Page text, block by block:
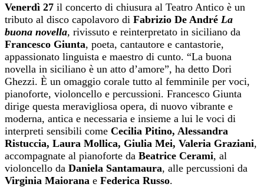
Venerdì 27 il concerto di chiusura al Teatro Antico è un
tributo al disco capolavoro di Fabrizio De André La
buona novella, rivissuto e reinterpretato in siciliano da
Francesco Giunta, poeta, cantautore e cantastorie,
appassionato linguista e maestro di cunto. “La buona
novella in siciliano è un atto d’amore”, ha detto Dori
Ghezzi. È un omaggio corale tutto al femminile per voci,
pianoforte, violoncello e percussioni. Francesco Giunta
dirige questa meravigliosa opera, di nuovo vibrante e
moderna, antica e necessaria e insieme a lui le voci di
interpreti sensibili come Cecilia Pitino, Alessandra
Ristuccia, Laura Mollica, Giulia Mei, Valeria Graziani,
accompagnate al pianoforte da Beatrice Cerami, al
violoncello da Daniela Santamaura, alle percussioni da
Virginia Maiorana e Federica Russo.